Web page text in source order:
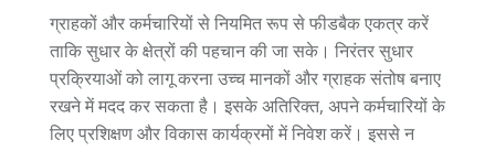
ग्राहकों और कर्मचारियों से नियमित रूप से फीडबैक एकत्र करें
ताकि सुधार के क्षेत्रों की पहचान की जा सके। निरंतर सुधार
प्रक्रियाओं को लागू करना उच्च मानकों और ग्राहक संतोष बनाए
रखने में मदद कर सकता है। इसके अतिरिक्त, अपने कर्मचारियों के
लिए प्रशिक्षण और विकास कार्यक्रमों में निवेश करें। इससे न